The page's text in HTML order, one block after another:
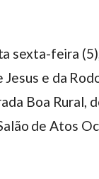
sexta-feira
e da
Boa Rural,
de Atos